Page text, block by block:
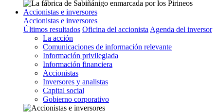
Accionistas e inversores
Accionistas e inversores
Últimos resultados Oficina del accionista Agenda del inversor
La acción
Comunicaciones de información relevante
Información privilegiada
Información financiera
Accionistas
Inversores y analistas
Capital social
Gobierno corporativo